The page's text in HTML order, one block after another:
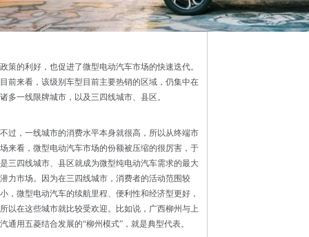
政策的利好，也促进了微型电动汽车市场的快速迭代。
目前来看，该级别车型目前主要热销的区域，仍集中在
诸多一线限牌城市，以及三四线城市、县区。
不过，一线城市的消费水平本身就很高，所以从终端市
场来看，微型电动汽车市场的份额被压缩的很厉害，于
是三四线城市、县区就成为微型纯电动汽车需求的最大
潜力市场。因为在三四线城市，消费者的活动范围较
小，微型电动汽车的续航里程、便利性和经济型更好，
所以在这些城市就比较受欢迎。比如说，广西柳州与上
汽通用五菱结合发展的“柳州模式”，就是典型代表。